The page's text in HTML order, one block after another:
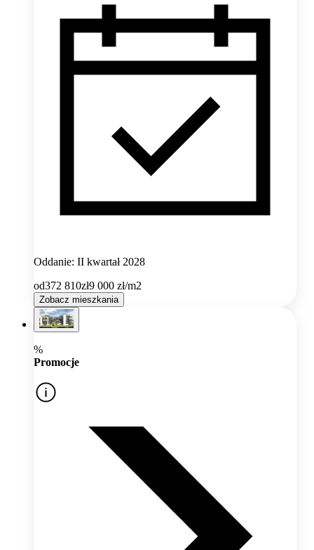
Oddanie: II kwartał 2028
od372 810zł9 000 zł/m2
Zobacz mieszkania
%
Promocje